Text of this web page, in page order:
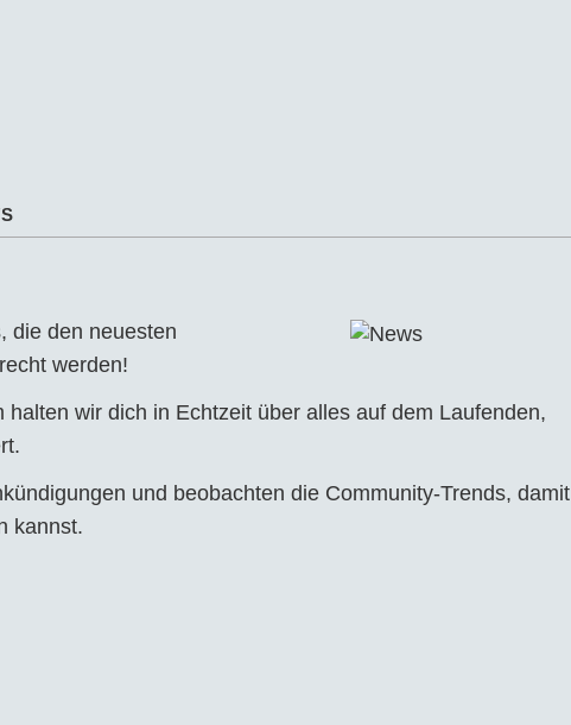
die den neuesten
werden!
wir dich in Echtzeit über alles auf dem Laufenden,
und beobachten die Community-Trends, damit
kannst.